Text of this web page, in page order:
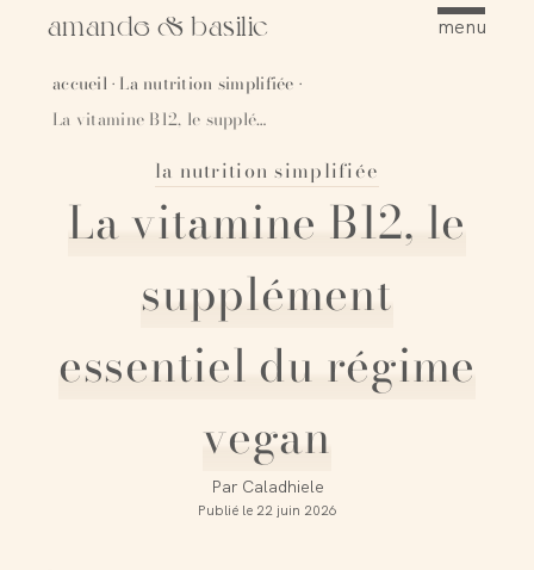
amande & basilic menu
accueil · La nutrition simplifiée ·
La vitamine B12, le supplément essentiel du régime vegan
la nutrition simplifiée
La vitamine B12, le
supplément
essentiel du régime
vegan
Par Caladhiele
Publié le 22 juin 2026